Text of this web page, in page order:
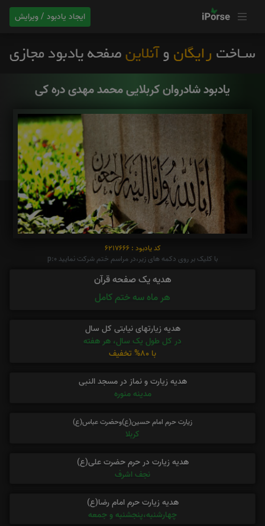
ایجاد یادبود / ویرایش
یادبود شادروان کربلایی محمد مهدی دره کی
کد یادبود : 6217666
با کلیک بر روی دکمه های زیر،در مراسم ختم شرکت نمایید p:0
هدیه یک صفحه قرآن
هر ماه سه ختم کامل
هدیه زیارتهای نیابتی کل سال
در کل طول یک سال، هر هفته
با 80% تخفیف
هدیه زیارت و نماز در مسجد النبی
مدینه منوره
زیارت حرم امام حسین(ع)وحضرت عباس(ع)
کربلا
هدیه زیارت در حرم حضرت علی(ع)
نجف اشرف
هدیه زیارت حرم امام رضا(ع)
چهارشنبه،پنجشنبه و جمعه